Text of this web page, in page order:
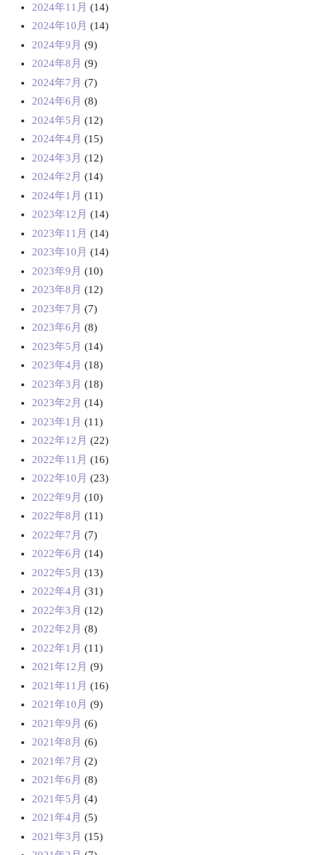
2024年11月 (14)
2024年10月 (14)
2024年9月 (9)
2024年8月 (9)
2024年7月 (7)
2024年6月 (8)
2024年5月 (12)
2024年4月 (15)
2024年3月 (12)
2024年2月 (14)
2024年1月 (11)
2023年12月 (14)
2023年11月 (14)
2023年10月 (14)
2023年9月 (10)
2023年8月 (12)
2023年7月 (7)
2023年6月 (8)
2023年5月 (14)
2023年4月 (18)
2023年3月 (18)
2023年2月 (14)
2023年1月 (11)
2022年12月 (22)
2022年11月 (16)
2022年10月 (23)
2022年9月 (10)
2022年8月 (11)
2022年7月 (7)
2022年6月 (14)
2022年5月 (13)
2022年4月 (31)
2022年3月 (12)
2022年2月 (8)
2022年1月 (11)
2021年12月 (9)
2021年11月 (16)
2021年10月 (9)
2021年9月 (6)
2021年8月 (6)
2021年7月 (2)
2021年6月 (8)
2021年5月 (4)
2021年4月 (5)
2021年3月 (15)